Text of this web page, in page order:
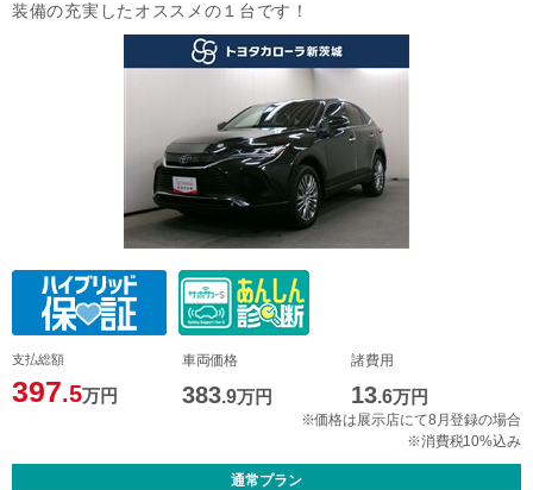
装備の充実したオススメの１台です！
支払総額
397.5万円
車両価格
383.9万円
諸費用
13.6万円
※価格は展示店にて8月登録の場合
※消費税10%込み
通常プラン